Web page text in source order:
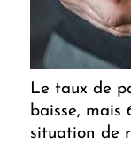
Le taux de
baisse, mais
situation de